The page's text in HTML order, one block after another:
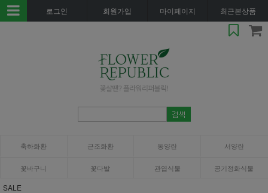
로그인 회원가입 마이페이지 최근본상품
축하화환 근조화환 동양란 서양란
꽃바구니 꽃다발 관엽식물 공기정화식물
SALE